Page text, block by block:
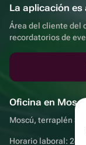
La aplicación
Área del cliente del
recordatorios de
Oficina en Moscú
Moscú, terraplén
Horario laboral: 24